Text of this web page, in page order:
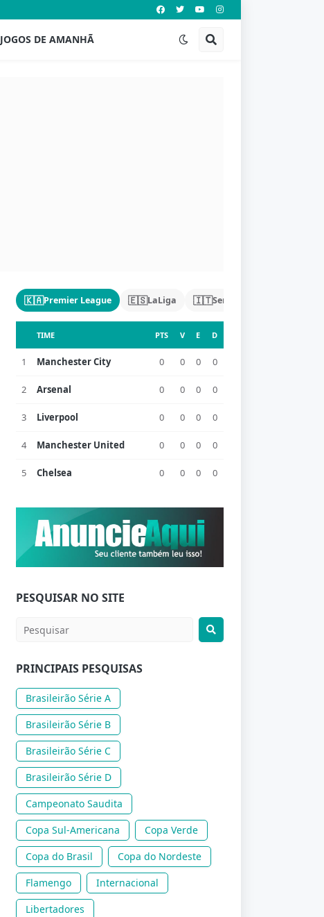
JOGOS DE AMANHÃ
🇰🇦Premier League 🇪🇸LaLiga 🇮🇹Serie A
TIME PTS V E D
1 Manchester City 0 0 0 0
2 Arsenal 0 0 0 0
3 Liverpool 0 0 0 0
4 Manchester United 0 0 0 0
5 Chelsea 0 0 0 0
PESQUISAR NO SITE
PRINCIPAIS PESQUISAS
Brasileirão Série A
Brasileirão Série B
Brasileirão Série C
Brasileirão Série D
Campeonato Saudita
Copa Sul-Americana
Copa Verde
Copa do Brasil
Copa do Nordeste
Flamengo
Internacional
Libertadores